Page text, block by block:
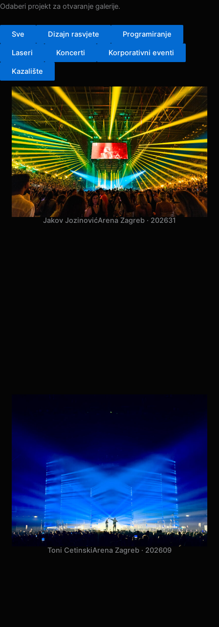
Neki od naših projekata.
Dizajn rasvjete
Koncerti Korporativni eventi
Kazalište